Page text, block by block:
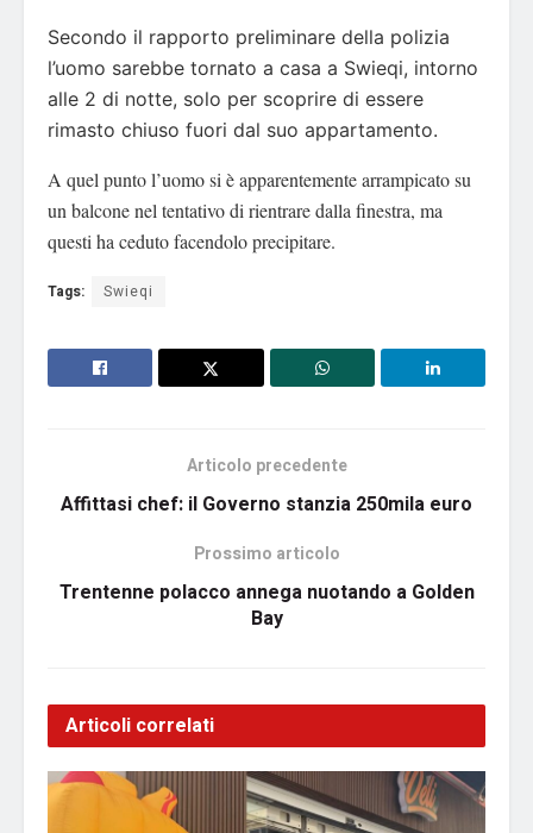
Secondo il rapporto preliminare della polizia
l’uomo sarebbe tornato a casa a Swieqi, intorno
alle 2 di notte, solo per scoprire di essere
rimasto chiuso fuori dal suo appartamento.
A quel punto l’uomo si è apparentemente arrampicato su
un balcone nel tentativo di rientrare dalla finestra, ma
questi ha ceduto facendolo precipitare.
Tags: Swieqi
Articolo precedente
Affittasi chef: il Governo stanzia 250mila euro
Prossimo articolo
Trentenne polacco annega nuotando a Golden
Bay
Articoli correlati